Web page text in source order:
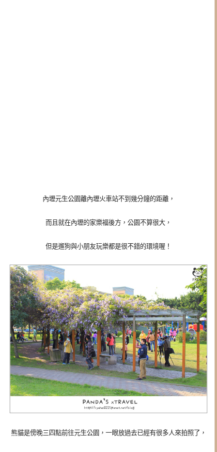
內壢元生公園離內壢火車站不到幾分鐘的距離，
而且就在內壢的家樂福後方，公園不算很大，
但是遛狗與小朋友玩樂都是很不錯的環境喔！
熊貓是傍晚三四點前往元生公園，一眼放過去已經有很多人來拍照了，